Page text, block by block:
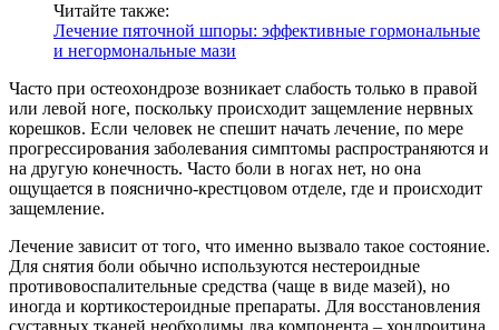
Читайте также:
Лечение пяточной шпоры: эффективные гормональные
и негормональные мази
Часто при остеохондрозе возникает слабость только в правой
или левой ноге, поскольку происходит защемление нервных
корешков. Если человек не спешит начать лечение, по мере
прогрессирования заболевания симптомы распространяются и
на другую конечность. Часто боли в ногах нет, но она
ощущается в пояснично-крестцовом отделе, где и происходит
защемление.
Лечение зависит от того, что именно вызвало такое состояние.
Для снятия боли обычно используются нестероидные
противовоспалительные средства (чаще в виде мазей), но
иногда и кортикостероидные препараты. Для восстановления
суставных тканей необходимы два компонента – хондроитина